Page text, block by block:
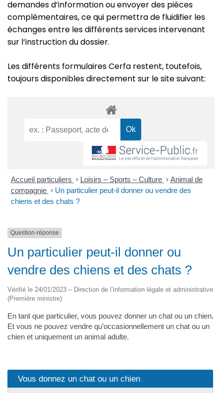
demandes d’information ou envoyer des pièces
complémentaires, ce qui permettra de fluidifier les
échanges entre les différents services intervenant
sur l’instruction du dossier.
Les différents formulaires Cerfa restent, toutefois,
toujours disponibles directement sur le site suivant:
Accueil particuliers > Loisirs – Sports – Culture > Animal de
compagnie > Un particulier peut-il donner ou vendre des
chiens et des chats ?
Question-réponse
Un particulier peut-il donner ou
vendre des chiens et des chats ?
Vérifié le 24/01/2023 – Direction de l’information légale et administrative
(Première ministre)
En tant que particulier, vous pouvez donner un chat ou un chien.
Et vous ne pouvez vendre qu’occasionnellement un chat ou un
chien et uniquement un animal adulte.
Vous donnez un chat ou un chien